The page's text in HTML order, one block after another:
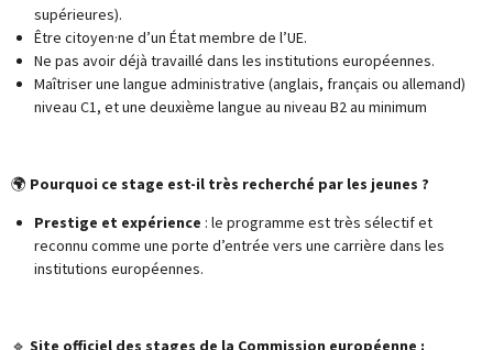
supérieures).
Être citoyen·ne d’un État membre de l’UE.
Ne pas avoir déjà travaillé dans les institutions européennes.
Maîtriser une langue administrative (anglais, français ou allemand)
niveau C1, et une deuxième langue au niveau B2 au minimum
🌍 Pourquoi ce stage est-il très recherché par les jeunes ?
Prestige et expérience : le programme est très sélectif et
reconnu comme une porte d’entrée vers une carrière dans les
institutions européennes.
🔹 Site officiel des stages de la Commission européenne :